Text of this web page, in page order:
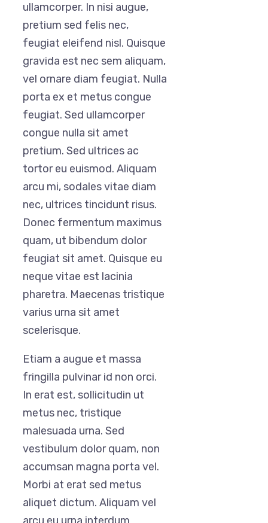
ullamcorper. In nisi augue,
pretium sed felis nec,
feugiat eleifend nisl. Quisque
gravida est nec sem aliquam,
vel ornare diam feugiat. Nulla
porta ex et metus congue
feugiat. Sed ullamcorper
congue nulla sit amet
pretium. Sed ultrices ac
tortor eu euismod. Aliquam
arcu mi, sodales vitae diam
nec, ultrices tincidunt risus.
Donec fermentum maximus
quam, ut bibendum dolor
feugiat sit amet. Quisque eu
neque vitae est lacinia
pharetra. Maecenas tristique
varius urna sit amet
scelerisque.
Etiam a augue et massa
fringilla pulvinar id non orci.
In erat est, sollicitudin ut
metus nec, tristique
malesuada urna. Sed
vestibulum dolor quam, non
accumsan magna porta vel.
Morbi at erat sed metus
aliquet dictum. Aliquam vel